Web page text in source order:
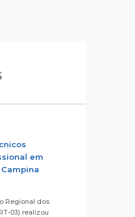
em
Regional dos
03) realizou